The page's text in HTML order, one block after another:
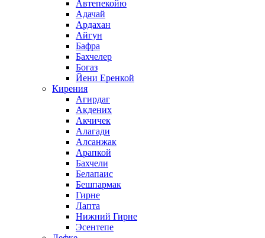
Автепекойю
Адачай
Ардахан
Айгун
Бафра
Бахчелер
Богаз
Йени Еренкой
Кирения
Агирдаг
Акдених
Акчичек
Алагади
Алсанжак
Арапкой
Бахчели
Белапаис
Бешпармак
Гирне
Лапта
Нижний Гирне
Эсентепе